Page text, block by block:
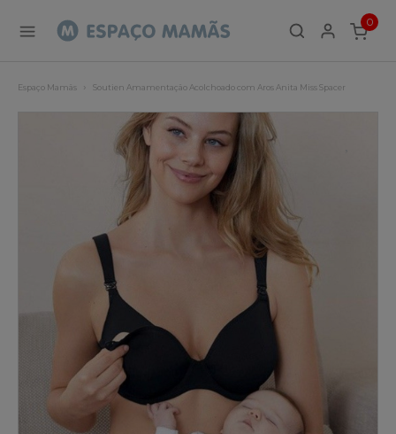
0
ITEMS
Espaço Mamãs Soutien Amamentação Acolchoado com Aros Anita Miss Spacer